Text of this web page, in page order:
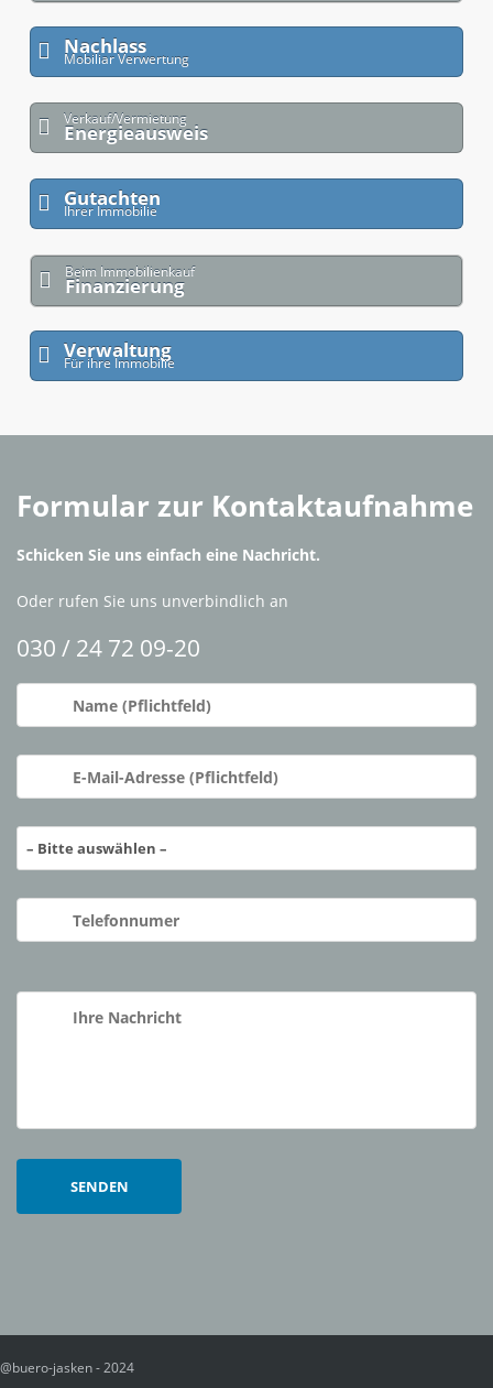
Nachlass
Mobiliar Verwertung
Verkauf/Vermietung
Energieausweis
Gutachten
Ihrer Immobilie
Beim Immobilienkauf
Finanzierung
Verwaltung
Für ihre Immobilie
Formular zur Kontaktaufnahme
Schicken Sie uns einfach eine Nachricht.
Oder rufen Sie uns unverbindlich an
030 / 24 72 09-20
@buero-jasken - 2024